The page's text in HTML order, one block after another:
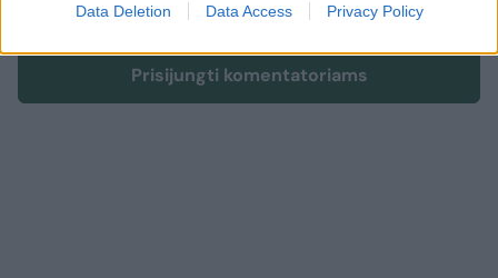
Data Deletion Data Access Privacy Policy
Rodyti komentarus
Prisijungti komentatoriams